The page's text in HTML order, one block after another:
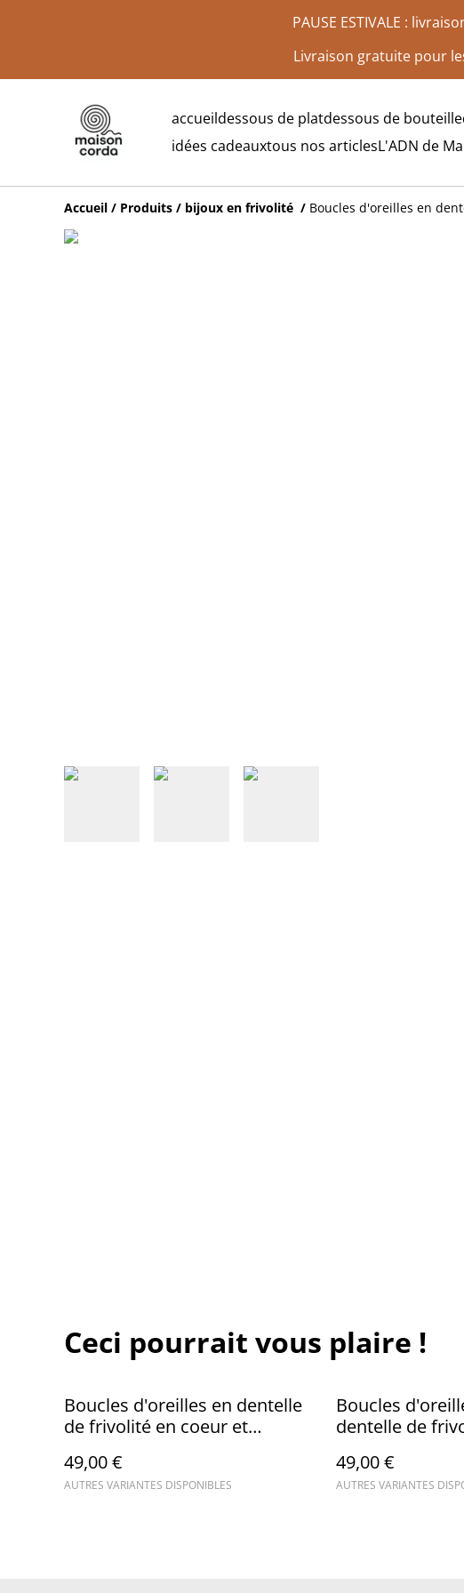
PAUSE ESTIVALE :
Livraison gratuite pour
accueildessous de platdessous de bouteille
idées cadeauxtous nos articlesL'ADN de
Accueil / Produits / bijoux en frivolité / Boucles d'oreilles en
Ceci pourrait vous plaire !
Boucles d'oreilles en dentelle
de frivolité en coeur et
49,00 €
AUTRES VARIANTES DISPONIBLES
Boucles
dentelle de
49,00 €
AUTRES VARIANTES